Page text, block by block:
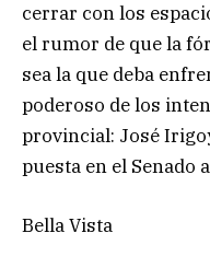
cerrar con los
el rumor de que la
sea la que deba
poderoso de los
provincial: José
puesta en el Senado
Bella Vista